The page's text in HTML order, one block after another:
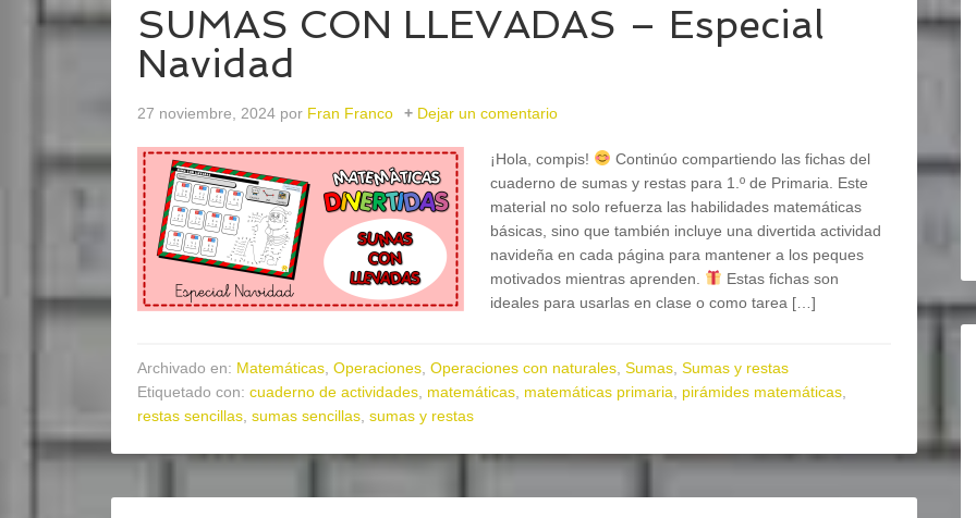
SUMAS CON LLEVADAS – Especial
Navidad
27 noviembre, 2024 por Fran Franco Dejar un comentario
¡Hola, compis!
Continúo compartiendo las fichas del
cuaderno de sumas y restas para 1.º de Primaria. Este
material no solo refuerza las habilidades matemáticas
básicas, sino que también incluye una divertida actividad
navideña en cada página para mantener a los peques
motivados mientras aprenden.
Estas fichas son
ideales para usarlas en clase o como tarea […]
Archivado en: Matemáticas Operaciones Operaciones con naturales Sumas Sumas y restas
Etiquetado con: cuaderno de actividades matemáticas matemáticas primaria pirámides matemáticas
restas sencillas sumas sencillas sumas y restas